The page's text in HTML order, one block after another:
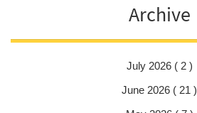
Archive
July 2026 ( 2 )
June 2026 ( 21 )